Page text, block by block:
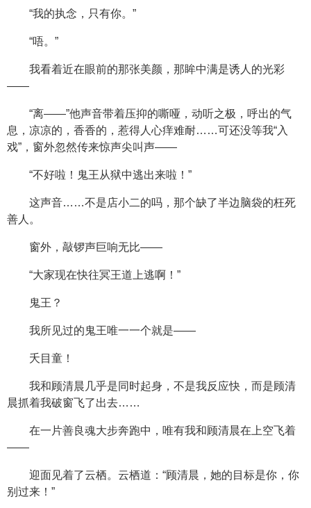
“我的执念，只有你。”
“唔。”
我看着近在眼前的那张美颜，那眸中满是诱人的光彩
——
“离——”他声音带着压抑的嘶哑，动听之极，呼出的气
息，凉凉的，香香的，惹得人心痒难耐……可还没等我“入
戏”，窗外忽然传来惊声尖叫声——
“不好啦！鬼王从狱中逃出来啦！”
这声音……不是店小二的吗，那个缺了半边脑袋的枉死
善人。
窗外，敲锣声巨响无比——
“大家现在快往冥王道上逃啊！”
鬼王？
我所见过的鬼王唯一一个就是——
夭目童！
我和顾清晨几乎是同时起身，不是我反应快，而是顾清
晨抓着我破窗飞了出去……
在一片善良魂大步奔跑中，唯有我和顾清晨在上空飞着
——
迎面见着了云栖。云栖道：“顾清晨，她的目标是你，你
别过来！”